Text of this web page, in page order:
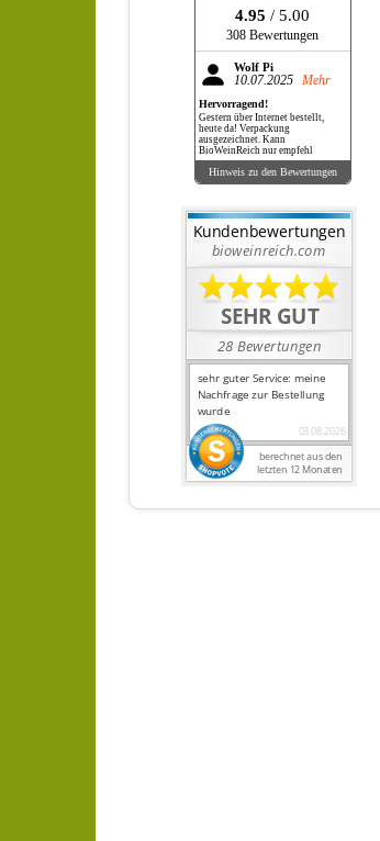
4.95 / 5.00
308 Bewertungen
Wolf Pi
10.07.2025 Mehr
Hervorragend!
Gestern über Internet bestellt,
heute da! Verpackung
ausgezeichnet. Kann
BioWeinReich nur empfehl
Hinweis zu den Bewertungen